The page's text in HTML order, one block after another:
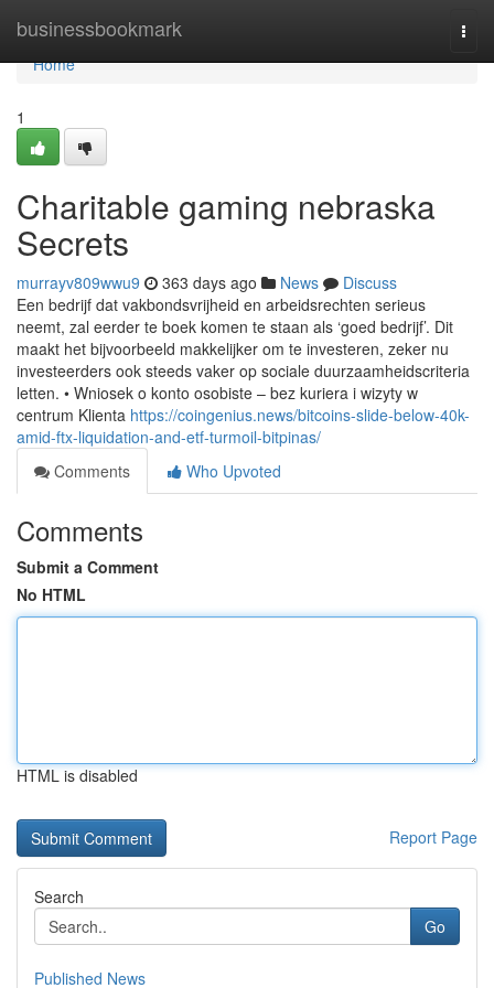
businessbookmark
Home
Home
1
Charitable gaming nebraska
Secrets
murrayv809wwu9 363 days ago News
Discuss
Een bedrijf dat vakbondsvrijheid en arbeidsrechten serieus
neemt, zal eerder te boek komen te staan als ‘goed bedrijf’. Dit
maakt het bijvoorbeeld makkelijker om te investeren, zeker nu
investeerders ook steeds vaker op sociale duurzaamheidscriteria
letten. • Wniosek o konto osobiste – bez kuriera i wizyty w
centrum Klienta https://coingenius.news/bitcoins-slide-below-40k-
amid-ftx-liquidation-and-etf-turmoil-bitpinas/
Comments
Who Upvoted
Comments
Submit a Comment
No HTML
HTML is disabled
Report Page
Search
Go
Published News